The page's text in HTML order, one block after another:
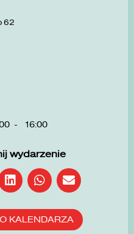
62
- 16:00
wydarzenie
KALENDARZA